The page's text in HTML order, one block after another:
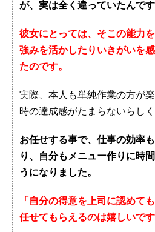
が、実は全く違っていたんです
彼女にとっては、そこの能力
強みを活かしたりいきがいを
たのです。
実際、本人も単純作業の方が
時の達成感がたまらないらしく
お任せする事で、仕事の効率
り、自分もメニュー作りに時
うになりました。
「自分の得意を上司に認めて
任せてもらえるのは嬉しいです